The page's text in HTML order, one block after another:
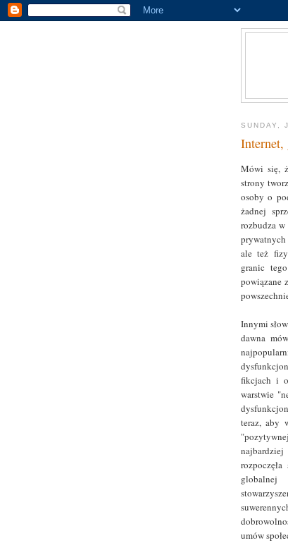
SUNDAY,
Internet,
Mówi się,
strony
osoby o
żadnej
rozbudza
ale też
granic
powiązane
Innymi
dawna
fikcjach i
warstwie
teraz, aby
globalnej
umów